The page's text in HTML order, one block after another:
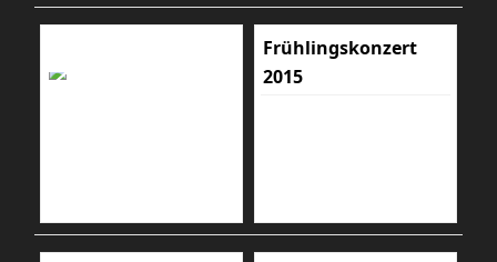
Frühlingskonzert
2015